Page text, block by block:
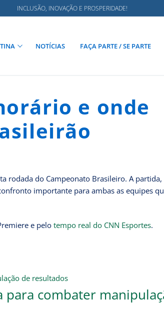
INCLUSÃO, INOVAÇÃO E PROSPERIDADE!
NOTÍCIAS FAÇA PARTE / SE PARTE
e onde
rodada do Campeonato Brasileiro. A partida,
importante para ambas as equipes
e pelotempo real do CNN Esportes.
para combater